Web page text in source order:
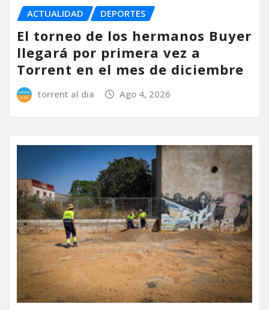
ACTUALIDAD DEPORTES
El torneo de los hermanos Buyer
llegará por primera vez a
Torrent en el mes de diciembre
torrent al dia Ago 4, 2026